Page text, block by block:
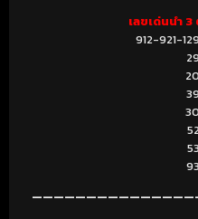
เลขเด่นนำ
912-921-